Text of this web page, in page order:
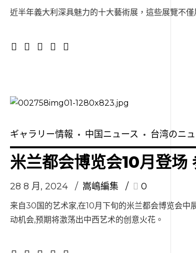
近半年義大利深具魅力的十大藝術展，這些展覽不
ギャラリー情報 中国ニュース 台湾のニ
米兰都会博览会10月登场
28 8 月, 2024 嵩嶋編集 0
来自30国的艺术家,在10月下旬的米兰都会博览会中
动机会,预期将激荡出中西艺术的创意火花。